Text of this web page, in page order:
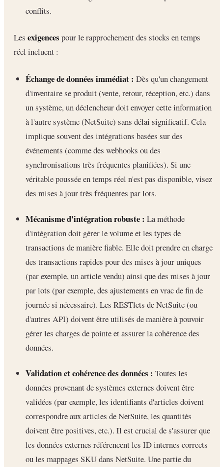
conflits.
Les exigences pour le rapprochement des stocks en temps
réel incluent :
Échange de données immédiat : Dès qu'un changement
d'inventaire se produit (vente, retour, réception, etc.) dans
un système, un déclencheur doit envoyer cette information
à l'autre système (NetSuite) sans délai significatif. Cela
implique souvent des intégrations basées sur des
événements (comme des webhooks ou des
synchronisations très fréquentes planifiées). Si une
véritable poussée en temps réel n'est pas disponible, visez
des mises à jour très fréquentes par lots.
Mécanisme d'intégration robuste : La méthode
d'intégration doit gérer le volume et les types de
transactions de manière fiable. Elle doit prendre en charge
des transactions rapides pour des mises à jour uniques
(par exemple, un article vendu) ainsi que des mises à jour
par lots (par exemple, des ajustements en vrac de fin de
journée si nécessaire). Les RESTlets de NetSuite (ou
d'autres API) doivent être utilisés de manière à pouvoir
gérer les charges de pointe et assurer la cohérence des
données.
Validation et cohérence des données : Toutes les
données provenant de systèmes externes doivent être
validées (par exemple, les identifiants d'articles doivent
correspondre aux articles de NetSuite, les quantités
doivent être positives, etc.). Il est crucial de s'assurer que
les données externes référencent les ID internes corrects
ou les mappages SKU dans NetSuite. Une partie du